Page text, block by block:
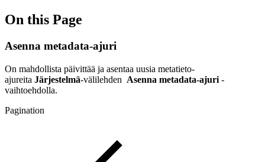
On this Page
Asenna metadata-ajuri
On mahdollista päivittää ja asentaa uusia metatieto-
ajureita Järjestelmä-välilehden Asenna metadata-ajuri -
vaihtoehdolla.
Pagination